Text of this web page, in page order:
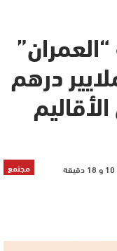
برامج بنحو 7 ملايير درهم
مجتمع